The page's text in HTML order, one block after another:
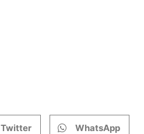
Twitter WhatsApp